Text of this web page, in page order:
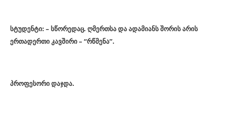
სტუდენტი: – სწორედაც. ღმერთსა და ადამიანს შორის არის
ერთადერთი კავშირი – “რწმენა”.
პროფესორი დაჯდა.